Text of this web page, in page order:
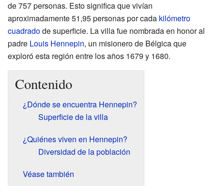
de 757 personas. Esto significa que vivían
aproximadamente 51,95 personas por cada kilómetro
cuadradode superficie. La villa fue nombrada en honor al
padre Louis Hennepin, un misionero de Bélgica que
exploró esta región entre los años 1679 y 1680.
Contenido
¿Dónde se encuentra Hennepin?
Superficie de la villa
¿Quiénes viven en Hennepin?
Diversidad de la población
Véase también